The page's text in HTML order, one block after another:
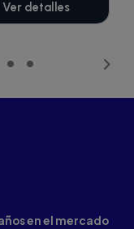
Ver detalles
en el mercado